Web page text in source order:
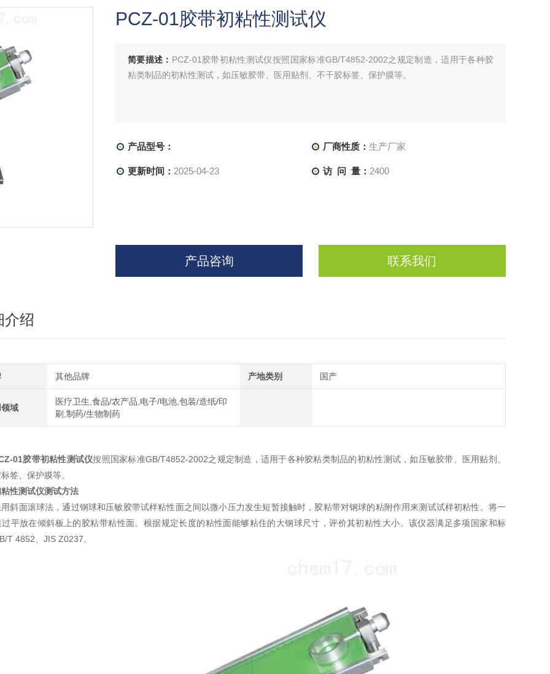
PCZ-01胶带初粘性测试仪
简要描述： PCZ-01胶带初粘性测试仪按照国家标准GB/T4852-2002之规定制造，适用于各种胶
粘类制品的初粘性测试，如压敏胶带、医用贴剂、不干胶标签、保护膜等。
产品型号： 厂商性质： 生产厂家
更新时间： 2025-04-23 访 问 量： 2400
产品咨询 联系我们
介绍
其他品牌 产地类别 国产
域
医疗卫生,食品/农产品,电子/电池,包装/造纸/印
刷,制药/生物制药
01胶带初粘性测试仪按照国家标准GB/T4852-2002之规定制造，适用于各种胶粘类制品的初粘性测试，如压敏胶带、医用贴剂、
签、保护膜等。
性测试仪测试方法
斜面滚球法，通过钢球和压敏胶带试样粘性面之间以微小压力发生短暂接触时，胶粘带对钢球的粘附作用来测试试样初粘性。将一
平放在倾斜板上的胶粘带粘性面。根据规定长度的粘性面能够粘住的大钢球尺寸，评价其初粘性大小。该仪器满足多项国家和标
T 4852、JIS Z0237。